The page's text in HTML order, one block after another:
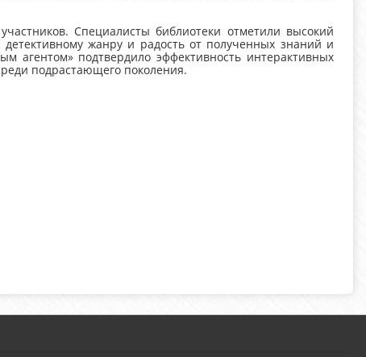
Специалисты библиотеки отметили высокий
жанру и радость от полученных знаний и
агентом» подтвердило эффективность интерактивных
подрастающего поколения.